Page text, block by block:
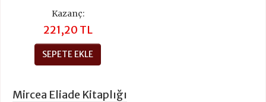
Kazanç:
221,20 TL
SEPETE EKLE
Mircea Eliade Kitaplığı